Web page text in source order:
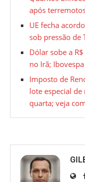
após
UE fecha
sob pressão de
Dólar sobe a
no Irã;
Imposto de
lote especial
quarta; veja